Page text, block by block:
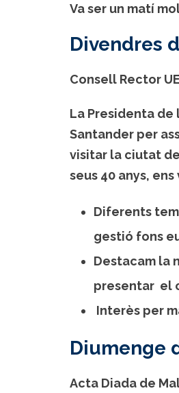
Va ser un matí
Divendres
Consell Rector
La Presidenta
Santander per
visitar la ciutat
seus 40 anys,
Diferents
gestió fons
Destacam la
presentar el
Interès per
Diumenge
Acta Diada de